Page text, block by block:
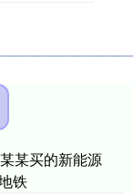
某买的新能源
铁